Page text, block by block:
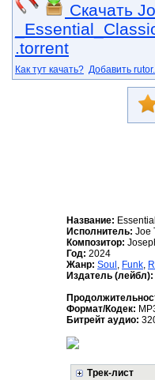
Скачать
.torrent
Как тут качать? Добавить
Название:
Исполнитель: Joe
Композитор:
Год: 2024
Жанр: Soul , Funk,
Издатель (лейбл):
Формат/Кодек:
Битрейт аудио:
Трек-лист